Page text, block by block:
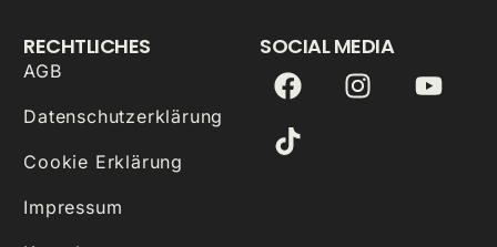
RECHTLICHES
AGB
Datenschutzerklärung
Cookie Erklärung
Impressum
SOCIAL MEDIA